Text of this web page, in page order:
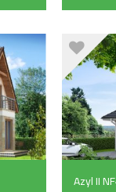
Azyl II